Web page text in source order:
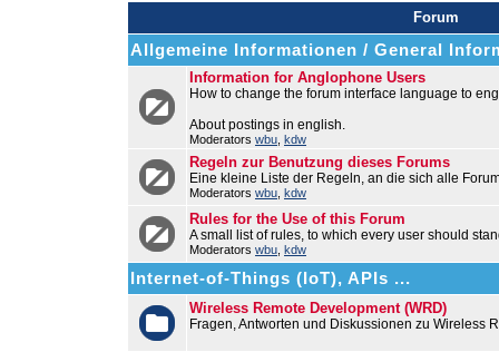
Forum
Allgemeine Informationen / General
Information for Anglophone Users
How to change the forum interface language to
About postings in english.
Moderators wbu kdw
Regeln zur Benutzung dieses Forums
Eine kleine Liste der Regeln, an die sich alle
Moderators wbu kdw
Rules for the Use of this Forum
A small list of rules, to which every user should
Moderators wbu kdw
Internet-of-Things (IoT), APIs ...
Wireless Remote Development (WRD)
Fragen, Antworten und Diskussionen zu Wireless